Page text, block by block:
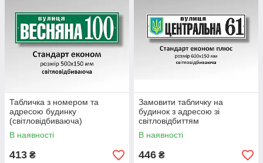
Табличка з номером та
адресою будинку
(світловідбиваюча)
В наявності
413 ₴
Замовити табличку на
будинок з адресою зі
світловідбиттям
В наявності
446 ₴